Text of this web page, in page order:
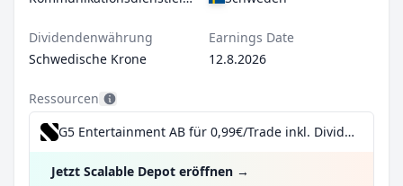
Dividendenwährung
Schwedische Krone
Earnings Date
12.8.2026
Ressourcen
G5 Entertainment AB für 0,99€/Trade inkl. Dividend Reinvestment Plan
Jetzt Scalable Depot eröffnen →